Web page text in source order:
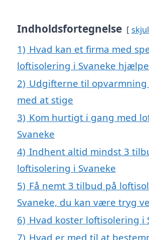
Indholdsfortegnelse skjul
1) Hvad kan et firma med
loftisolering i Svaneke
2) Udgifterne til opvarmning
med at stige
3) Kom hurtigt i gang med
Svaneke
4) Indhent altid mindst 3
loftisolering i Svaneke
5) Få nemt 3 tilbud på
Svaneke, du kan være tryg
6) Hvad koster loftisolering i
7) Hvad er med til at